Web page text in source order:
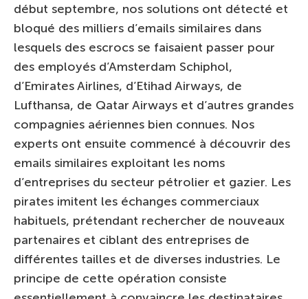
début septembre, nos solutions ont détecté et
bloqué des milliers d’emails similaires dans
lesquels des escrocs se faisaient passer pour
des employés d’Amsterdam Schiphol,
d’Emirates Airlines, d’Etihad Airways, de
Lufthansa, de Qatar Airways et d’autres grandes
compagnies aériennes bien connues. Nos
experts ont ensuite commencé à découvrir des
emails similaires exploitant les noms
d’entreprises du secteur pétrolier et gazier. Les
pirates imitent les échanges commerciaux
habituels, prétendant rechercher de nouveaux
partenaires et ciblant des entreprises de
différentes tailles et de diverses industries. Le
principe de cette opération consiste